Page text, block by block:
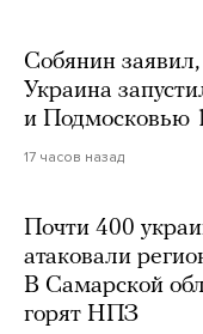
Собянин заявил,
Украина
и Подмосковью
17 часов назад
Почти 400
атаковали
В Самарской
горят НПЗ